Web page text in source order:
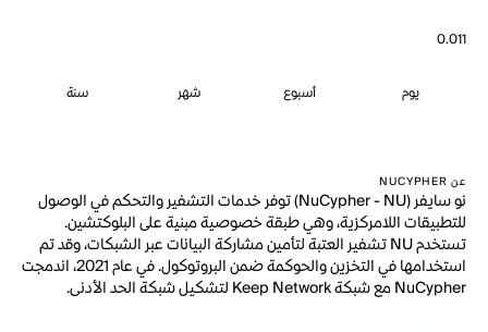
0.011
يوم أسبوع شهر سنة
عن NUCYPHER
نو سايفر (NuCypher - NU) توفر خدمات التشفير والتحكم في الوصول
للتطبيقات اللامركزية، وهي طبقة خصوصية مبنية على البلوكتشين.
تستخدم NU تشفير العتبة لتأمين مشاركة البيانات عبر الشبكات، وقد تم
استخدامها في التخزين والحوكمة ضمن البروتوكول. في عام 2021، اندمجت
NuCypher مع شبكة Keep Network لتشكيل شبكة الحد الأدنى.